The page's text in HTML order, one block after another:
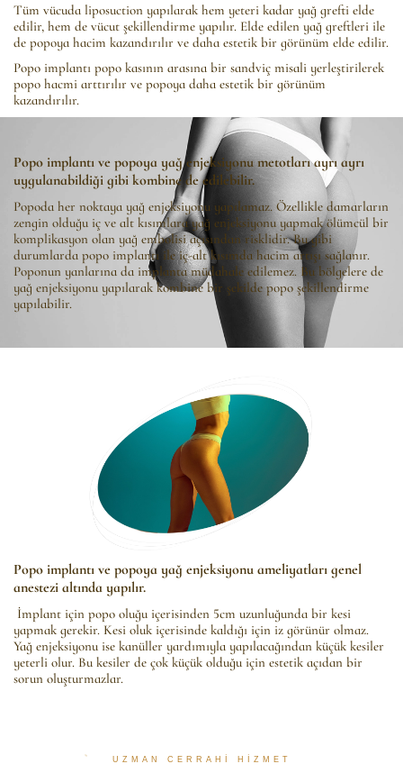
Tüm vücuda liposuction yapılarak hem yeteri kadar yağ grefti elde
edilir, hem de vücut şekillendirme yapılır. Elde edilen yağ greftleri ile
de popoya hacim kazandırılır ve daha estetik bir görünüm elde edilir.
Popo implantı popo kasının arasına bir sandviç misali yerleştirilerek
popo hacmi arttırılır ve popoya daha estetik bir görünüm
kazandırılır.
Popo implantı ve popoya yağ enjeksiyonu metotları ayrı ayrı
uygulanabildiği gibi kombine de edilebilir.
Popoda her noktaya yağ enjeksiyonu yapılamaz. Özellikle damarların
zengin olduğu iç ve alt kısımlara yağ enjeksiyonu yapmak ölümcül bir
komplikasyon olan yağ embolisi açısından risklidir. Bu gibi
durumlarda popo implantı ile iç-alt kısımda hacim artışı sağlanır.
Poponun yanlarına da implanta müdahale edilemez. Bu bölgelere de
yağ enjeksiyonu yapılarak kombine bir şekilde popo şekillendirme
yapılabilir.
Popo implantı ve popoya yağ enjeksiyonu ameliyatları genel
anestezi altında yapılır.
İmplant için popo oluğu içerisinden 5cm uzunluğunda bir kesi
yapmak gerekir. Kesi oluk içerisinde kaldığı için iz görünür olmaz.
Yağ enjeksiyonu ise kanüller yardımıyla yapılacağından küçük kesiler
yeterli olur. Bu kesiler de çok küçük olduğu için estetik açıdan bir
sorun oluşturmazlar.
UZMAN CERRAHİ HİZMET